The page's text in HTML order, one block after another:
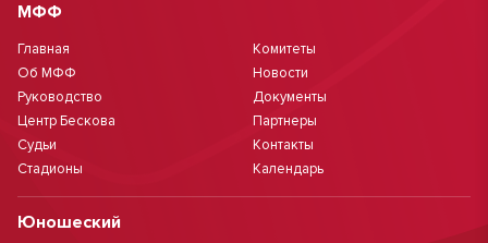
МФФ
Главная
Об МФФ
Руководство
Центр Бескова
Судьи
Стадионы
Комитеты
Новости
Документы
Партнеры
Контакты
Календарь
Юношеский